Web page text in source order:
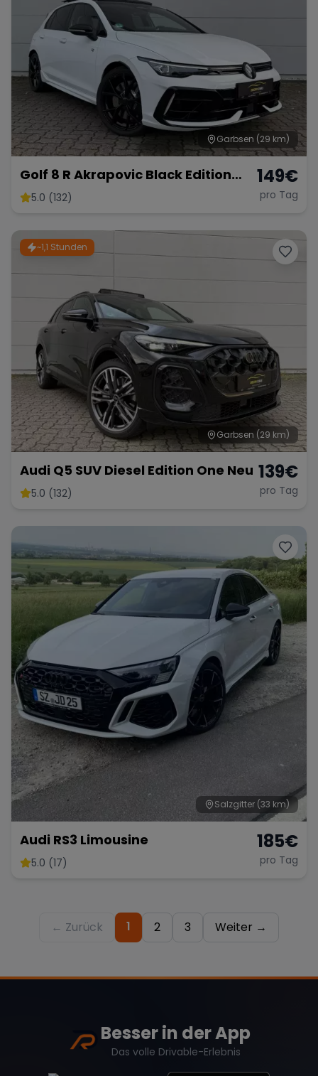
Garbsen (29 km)
Golf 8 R Akrapovic Black Edition
333PS
5.0 (132)
149€
pro Tag
~1,1 Stunden
Garbsen (29 km)
Audi Q5 SUV Diesel Edition One Neu
5.0 (132)
139€
pro Tag
Salzgitter (33 km)
Audi RS3 Limousine
5.0 (17)
185€
pro Tag
← Zurück 1 2 3 Weiter →
Besser in der App
Das volle Drivable-Erlebnis